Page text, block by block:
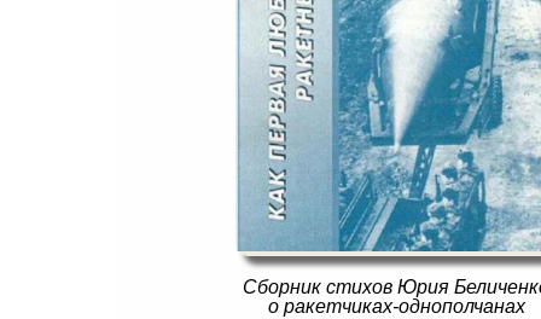
Сборник стихов Юрия
о ракетчиках-однополчанах